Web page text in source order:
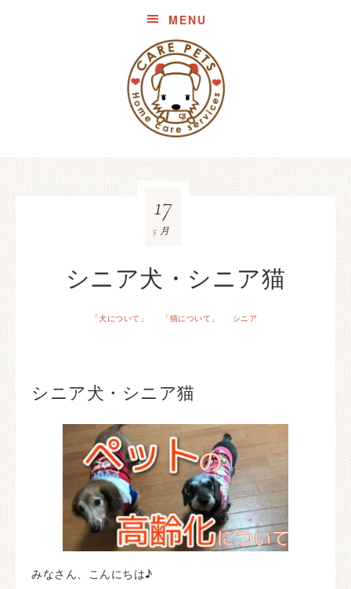
MENU
シニア犬・シニア猫
「犬について」 · 「猫について」 · シニア
17
5月
シニア犬・シニア猫
みなさん、こんにちは♪